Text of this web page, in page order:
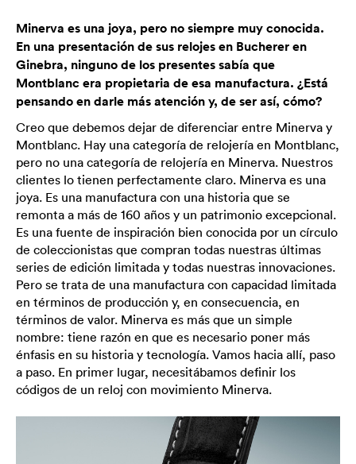
Minerva es una joya, pero no siempre muy conocida.
En una presentación de sus relojes en Bucherer en
Ginebra, ninguno de los presentes sabía que
Montblanc era propietaria de esa manufactura. ¿Está
pensando en darle más atención y, de ser así, cómo?
Creo que debemos dejar de diferenciar entre Minerva y
Montblanc. Hay una categoría de relojería en Montblanc,
pero no una categoría de relojería en Minerva. Nuestros
clientes lo tienen perfectamente claro. Minerva es una
joya. Es una manufactura con una historia que se
remonta a más de 160 años y un patrimonio excepcional.
Es una fuente de inspiración bien conocida por un círculo
de coleccionistas que compran todas nuestras últimas
series de edición limitada y todas nuestras innovaciones.
Pero se trata de una manufactura con capacidad limitada
en términos de producción y, en consecuencia, en
términos de valor. Minerva es más que un simple
nombre: tiene razón en que es necesario poner más
énfasis en su historia y tecnología. Vamos hacia allí, paso
a paso. En primer lugar, necesitábamos definir los
códigos de un reloj con movimiento Minerva.